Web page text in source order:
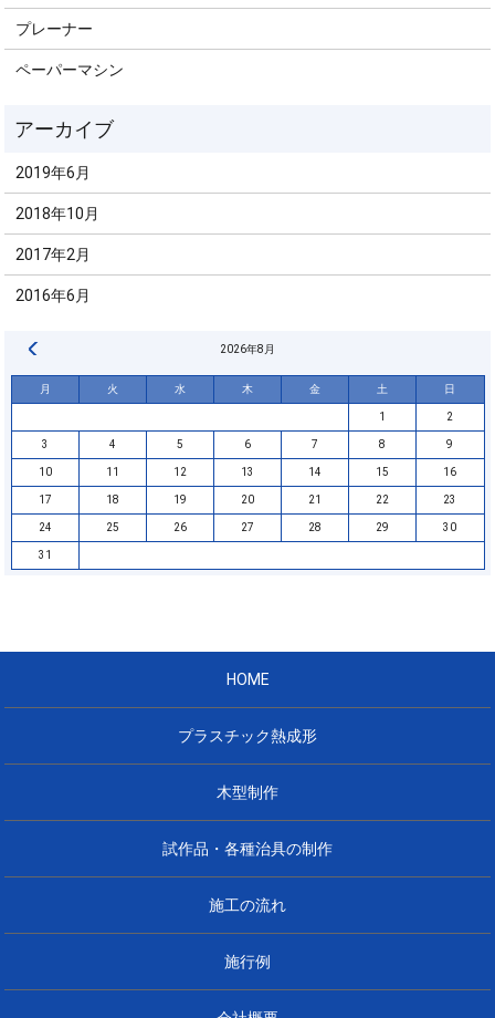
プレーナー
ペーパーマシン
2019年6月
2018年10月
2017年2月
2016年6月
2026年8月
月 火 水 木 金 土 日
1 2
3 4 5 6 7 8 9
10 11 12 13 14 15 16
17 18 19 20 21 22 23
24 25 26 27 28 29 30
31
HOME
プラスチック熱成形
木型制作
試作品・各種治具の制作
施工の流れ
施行例